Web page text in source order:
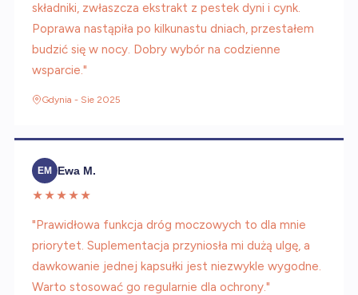
składniki, zwłaszcza ekstrakt z pestek dyni i cynk.
Poprawa nastąpiła po kilkunastu dniach, przestałem
budzić się w nocy. Dobry wybór na codzienne
wsparcie."
Gdynia - Sie 2025
EM Ewa M.
★★★★★
"Prawidłowa funkcja dróg moczowych to dla mnie
priorytet. Suplementacja przyniosła mi dużą ulgę, a
dawkowanie jednej kapsułki jest niezwykle wygodne.
Warto stosować go regularnie dla ochrony."